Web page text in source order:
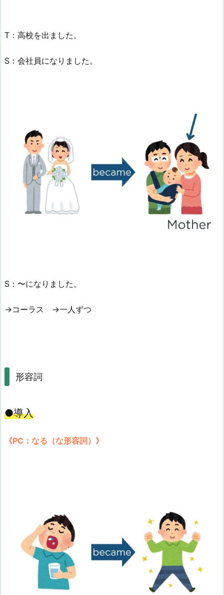
T：高校を出ました。
S：会社員になりました。
S：〜になりました。
→コーラス →一人ずつ
形容詞
●導入
《PC：なる（な形容詞）》